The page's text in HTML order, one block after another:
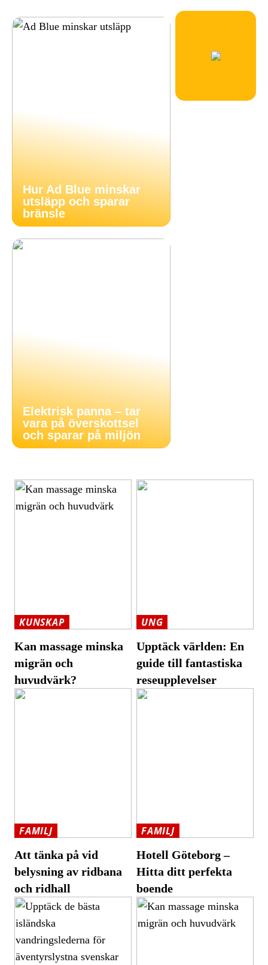
Hur Ad Blue minskar
utsläpp och sparar
bränsle
Elektrisk panna – tar
vara på överskottsel
och sparar på miljön
KUNSKAP
Kan massage minska
migrän och
huvudvärk?
UNG
Upptäck världen: En
guide till fantastiska
reseupplevelser
FAMILJ
Att tänka på vid
belysning av ridbana
och ridhall
FAMILJ
Hotell Göteborg –
Hitta ditt perfekta
boende